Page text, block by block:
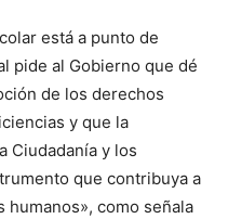
está a punto de
pide al Gobierno que dé
de los derechos
y que la
Ciudadanía y los
que contribuya a
como señala